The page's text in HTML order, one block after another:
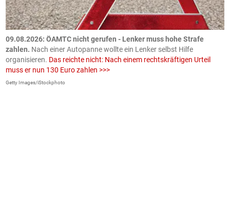
09.08.2026: ÖAMTC nicht gerufen - Lenker muss hohe Strafe
zahlen. Nach einer Autopanne wollte ein Lenker selbst Hilfe
organisieren. Das reichte nicht: Nach einem rechtskräftigen Urteil
muss er nun 130 Euro zahlen >>>
Getty Images/iStockphoto